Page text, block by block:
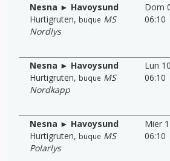
Nesna ► Havoysund
Hurtigruten, buque MS
Nordlys
Dom
06:10
Nesna ► Havoysund
Hurtigruten, buque MS
Nordkapp
Lun
06:10
Nesna ► Havoysund
Hurtigruten, buque MS
Polarlys
Mier
06:10